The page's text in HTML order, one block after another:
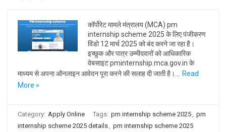
कॉर्पोरेट मामले मंत्रालय (MCA) pm
internship scheme 2025 के लिए पंजीकरण
विंडो 12 मार्च 2025 को बंद करने जा रहा है।
इच्छुक और पात्र उम्मीदवारों को आधिकारिक
वेबसाइट pminternship.mca.gov.in के
माध्यम से अपना ऑनलाइन आवेदन पूरा करने की सलाह दी जाती है।…
Read
More »
Category: Apply Online Tags: pm internship scheme 2025, pm
internship scheme 2025 details, pm internship scheme 2025